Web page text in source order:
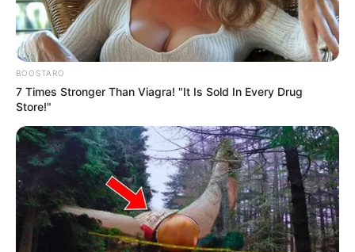
14:27 / 06 Avqust 2026 SİYASƏT
Prezidentdən AZAL-la bağlıFƏRMAN
BOOSTARO
7 Times Stronger Than Viagra! "It Is Sold In Every Drug
Store!"